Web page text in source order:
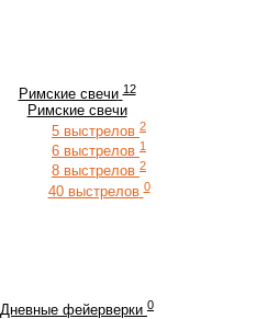
Римские свечи 12
Римские свечи
5 выстрелов 2
6 выстрелов 1
8 выстрелов 2
40 выстрелов 0
Дневные фейерверки 0